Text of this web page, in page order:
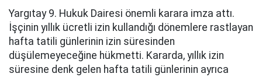
Yargıtay 9. Hukuk Dairesi önemli karara imza attı.
İşçinin yıllık ücretli izin kullandığı dönemlere rastlayan
hafta tatili günlerinin izin süresinden
düşülemeyeceğine hükmetti. Kararda, yıllık izin
süresine denk gelen hafta tatili günlerinin ayrıca